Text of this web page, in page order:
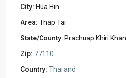
City: Hua Hin
Area: Thap Tai
State/County: Prachuap Khiri Khan
Zip: 77110
Country: Thailand